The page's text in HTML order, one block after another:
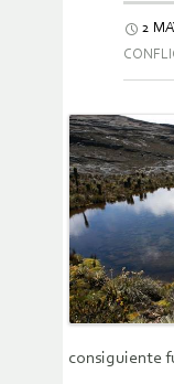
2
consiguiente